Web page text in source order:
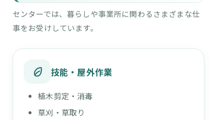
センターでは、暮らしや事業所に関わるさまざまな仕
事をお受けしています。
技能・屋外作業
植木剪定・消毒
草刈・草取り